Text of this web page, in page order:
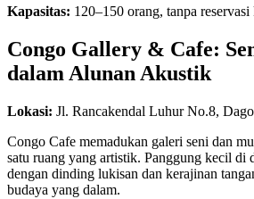
Kapasitas: 120–150 orang, tanpa
Congo Gallery & Cafe:
dalam Alunan Akustik
Lokasi: Jl. Rancakendal Luhur No.8, Dago
Congo Cafe memadukan galeri seni dan
satu ruang yang artistik. Panggung kecil di
dengan dinding lukisan dan kerajinan
budaya yang dalam.